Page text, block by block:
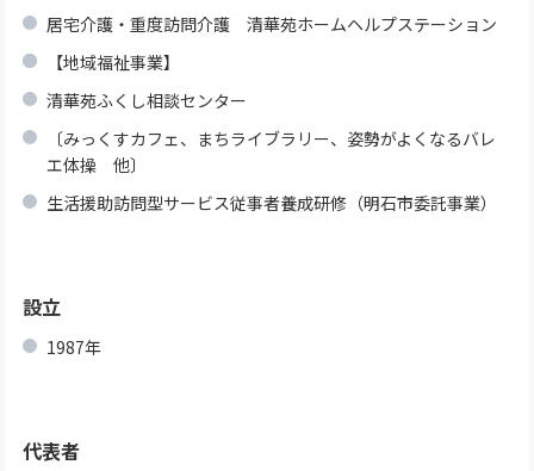
居宅介護・重度訪問介護 清華苑ホームヘルプステーション
【地域福祉事業】
清華苑ふくし相談センター
〔みっくすカフェ、まちライブラリー、姿勢がよくなるバレ
エ体操 他〕
生活援助訪問型サービス従事者養成研修（明石市委託事業）
設立
1987年
代表者